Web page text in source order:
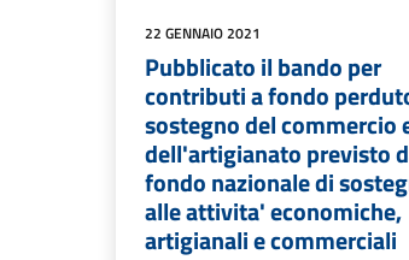
22 GENNAIO 2021
Pubblicato il bando per
contributi a fondo
sostegno del commercio
dell'artigianato previsto
fondo nazionale di
alle attivita' economiche,
artigianali e commerciali